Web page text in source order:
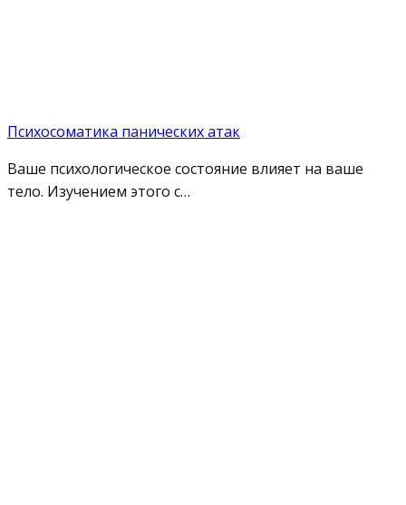
Психосоматика панических атак
Ваше психологическое состояние влияет на ваше
тело. Изучением этого с…